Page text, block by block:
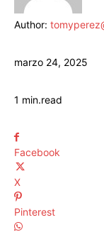
Author:
marzo 24, 2025
1 min.read
Facebook
X
Pinterest